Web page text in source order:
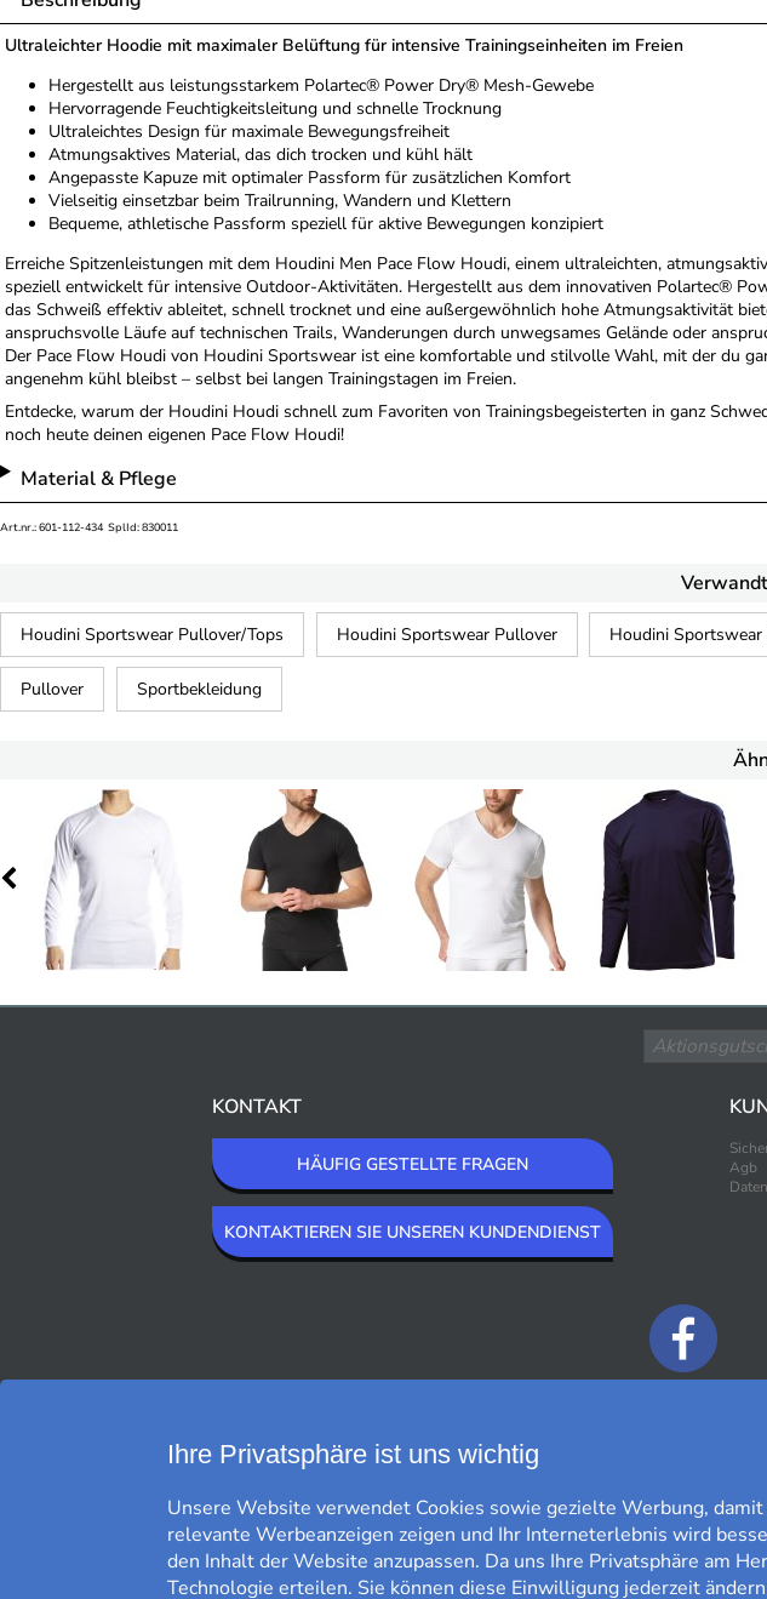
Ultraleichter Hoodie mit maximaler Belüftung für intensive Trainingseinheiten im Freien
Hergestellt aus leistungsstarkem Polartec® Power Dry® Mesh-Gewebe
Hervorragende Feuchtigkeitsleitung und schnelle Trocknung
Ultraleichtes Design für maximale Bewegungsfreiheit
Atmungsaktives Material, das dich trocken und kühl hält
Angepasste Kapuze mit optimaler Passform für zusätzlichen Komfort
Vielseitig einsetzbar beim Trailrunning, Wandern und Klettern
Bequeme, athletische Passform speziell für aktive Bewegungen konzipiert
Erreiche Spitzenleistungen mit dem Houdini Men Pace Flow Houdi, einem ultraleichten,
speziell entwickelt für intensive Outdoor-Aktivitäten. Hergestellt aus dem innovativen Polartec®
das Schweiß effektiv ableitet, schnell trocknet und eine außergewöhnlich hohe Atmungsaktivität
anspruchsvolle Läufe auf technischen Trails, Wanderungen durch unwegsames Gelände oder
Der Pace Flow Houdi von Houdini Sportswear ist eine komfortable und stilvolle Wahl, mit der du
angenehm kühl bleibst – selbst bei langen Trainingstagen im Freien.
Entdecke, warum der Houdini Houdi schnell zum Favoriten von Trainingsbegeisterten in ganz
noch heute deinen eigenen Pace Flow Houdi!
Material & Pflege
Art.nr.: 601-112-434 SplId: 830011
Houdini Sportswear Pullover/Tops Houdini Sportswear Pullover Houdini
Pullover Sportbekleidung
KONTAKT
HÄUFIG GESTELLTE FRAGEN
KONTAKTIEREN SIE UNSEREN KUNDENDIENST
Agb
Ihre Privatsphäre ist uns wichtig
Unsere Website verwendet Cookies sowie gezielte Werbung,
relevante Werbeanzeigen zeigen und Ihr Interneterlebnis wird
den Inhalt der Website anzupassen. Da uns Ihre Privatsphäre am
Technologie erteilen. Sie können diese Einwilligung jederzeit